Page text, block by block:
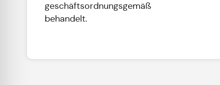
geschäftsordnungsgemäß
behandelt.